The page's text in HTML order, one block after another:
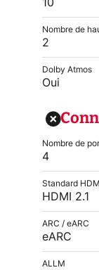
10
Nombre de
2
Dolby Atmos
Oui
Nombre de
4
Standard
HDMI 2.1
ARC / eARC
eARC
ALLM